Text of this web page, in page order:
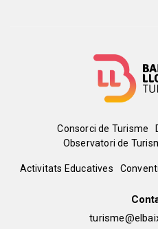
Menú
del
Consorci de Turisme
Observatori de
Peu
Activitats Educatives